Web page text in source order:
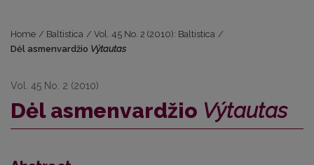
Home / Baltistica / Vol. 45 No. 2 (2010): Baltistica /
Dėl asmenvardžio Výtautas
Vol. 45 No. 2 (2010)
Dėl asmenvardžio Výtautas